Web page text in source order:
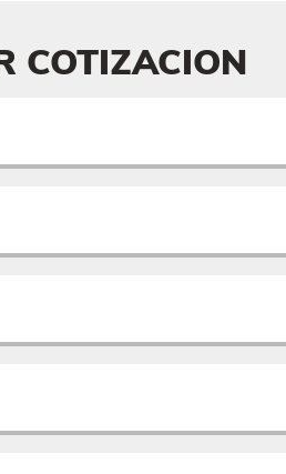
COTIZACION